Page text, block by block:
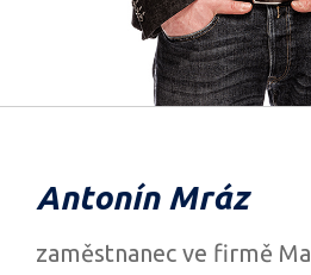
Antonín Mráz
zaměstnanec ve firmě